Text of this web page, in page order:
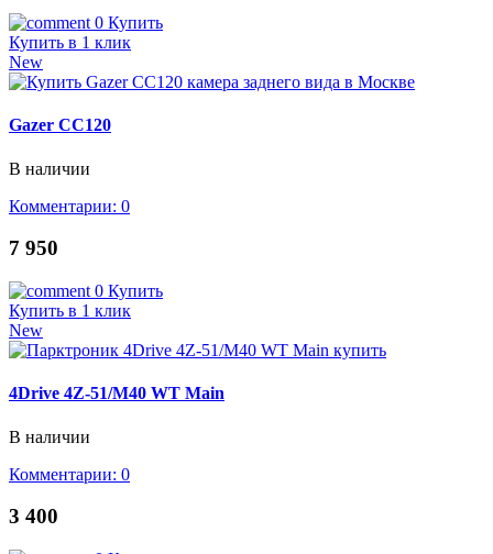
0 Купить
Купить в 1 клик
New
Gazer CC120
В наличии
Комментарии: 0
7 950
0 Купить
Купить в 1 клик
New
4Drive 4Z-51/M40 WT Main
В наличии
Комментарии: 0
3 400